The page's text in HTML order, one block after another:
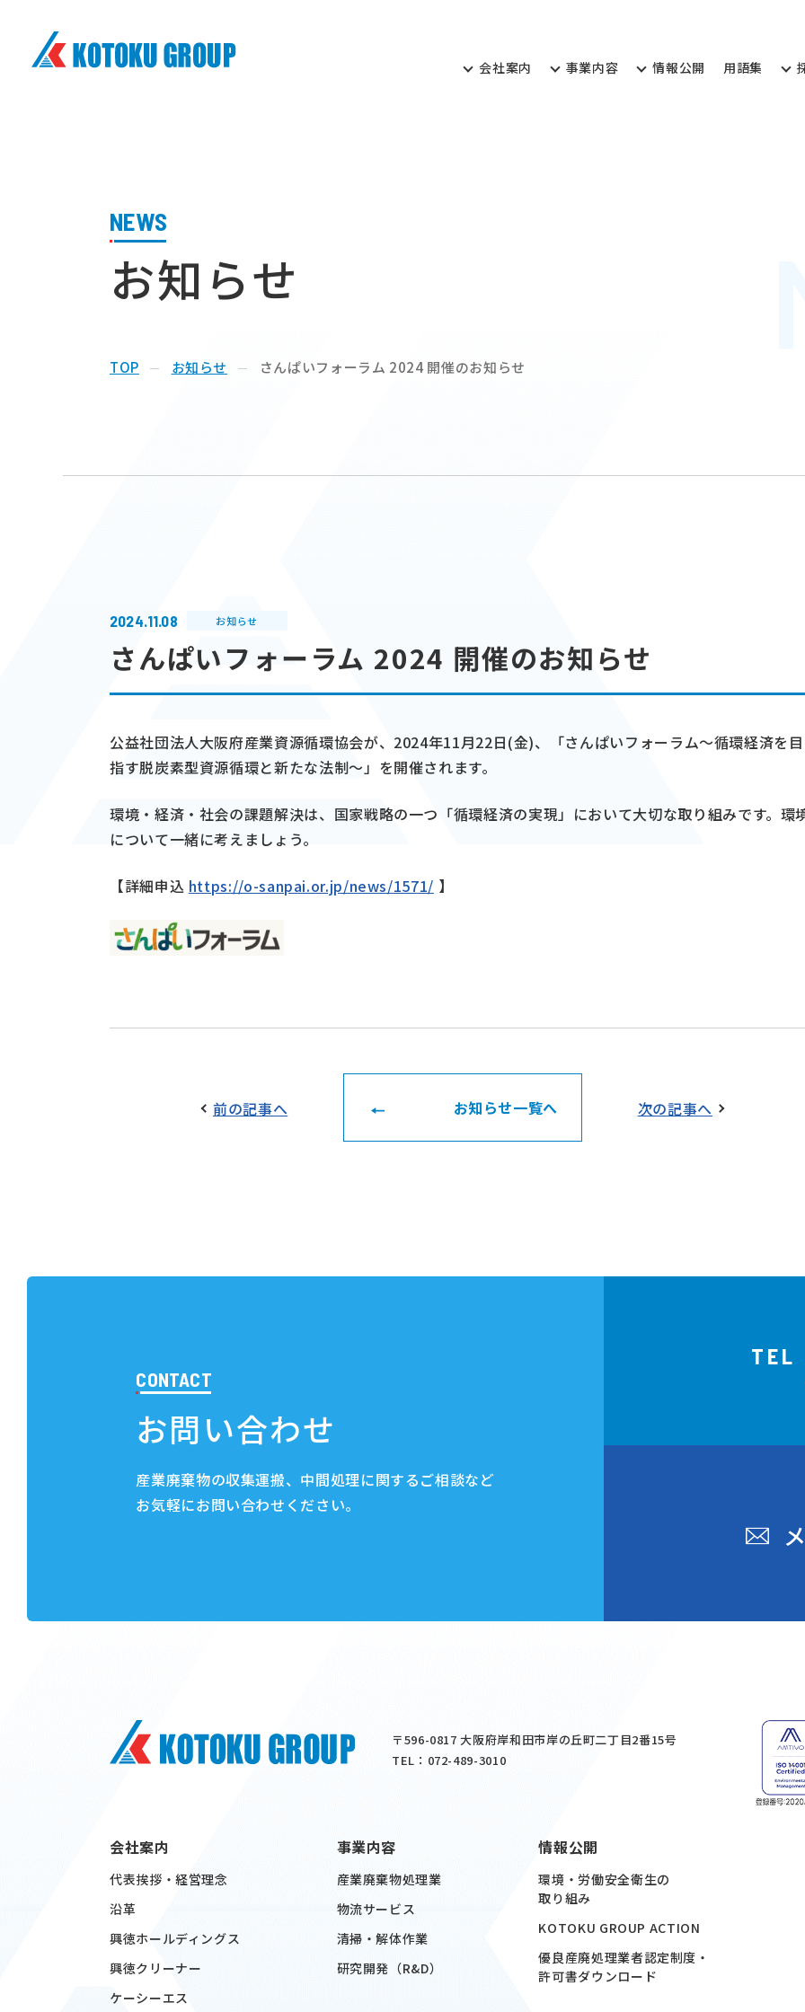
株式会社興徳クリーナー
会社案内
事業内容
情報公開
用語集
NEWS
お知らせ
TOP お知らせ さんぱいフォーラム 2024 開催のお知らせ
2024.11.08 お知らせ
さんぱいフォーラム 2024 開催のお知らせ
公益社団法人大阪府産業資源循環協会が、2024年11月22日(金)、「さんぱいフォーラム～循環経済を目
指す脱炭素型資源循環と新たな法制～」を開催されます。
環境・経済・社会の課題解決は、国家戦略の一つ「循環経済の実現」において大切な取り組みです。環
について一緒に考えましょう。
【詳細申込 https://o-sanpai.or.jp/news/1571/ 】
お知らせ一覧へ
前の記事へ 次の記事へ
CONTACT
お問い合わせ
産業廃棄物の収集運搬、中間処理に関するご相談など
お気軽にお問い合わせください。
TEL
メ
〒596-0817 大阪府岸和田市岸の丘町二丁目2番15号
TEL：072-489-3010
会社案内
代表挨拶・経営理念
沿革
興徳ホールディングス
興徳クリーナー
ケーシーエス
事業内容
産業廃棄物処理業
物流サービス
清掃・解体作業
研究開発（R&D）
情報公開
環境・労働安全衛生の
取り組み
KOTOKU GROUP ACTION
優良産廃処理業者認定制度・
許可書ダウンロード